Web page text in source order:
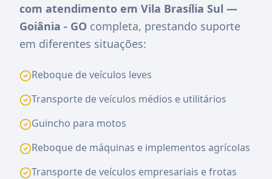
com atendimento em Vila Brasília Sul —
Goiânia - GO completa, prestando suporte
em diferentes situações:
Reboque de veículos leves
Transporte de veículos médios e utilitários
Guincho para motos
Reboque de máquinas e implementos agrícolas
Transporte de veículos empresariais e frotas